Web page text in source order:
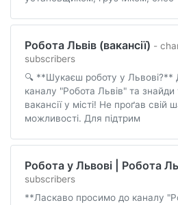
Робота Львів (вакансії) -
subscribers
🔍 **Шукаєш роботу у Львові?**
каналу "Робота Львів" та знайди
вакансії у місті! Не проґав свій
можливості. Для підтрим
Робота у Львові | Робота
subscribers
**Ласкаво просимо до каналу